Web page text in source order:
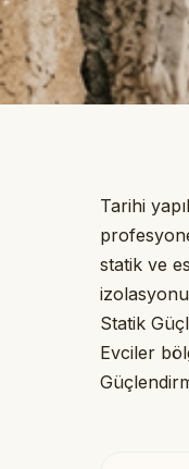
Tarihi
statik ve
Statik
Evciler